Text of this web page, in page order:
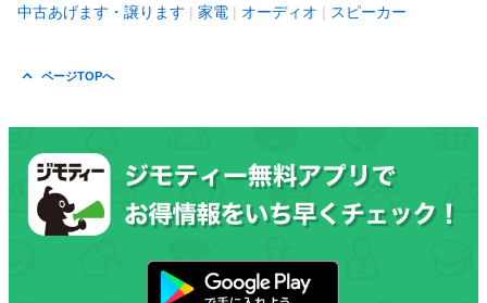
中古あげます・譲ります 家電 オーディオ スピーカー
ページTOPへ